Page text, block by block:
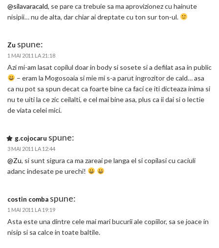
@silavaracald, se pare ca trebuie sa ma aprovizionez cu hainute
nisipii… nu de alta, dar chiar ai dreptate cu ton sur ton-ul.
Zu spune:
1 MAI 2011 LA 21:18
Azi mi-am lasat copilul doar in body si sosete si a defilat asa in public
– eram la Mogosoaia si mie mi s-a parut ingrozitor de cald… asa
ca nu pot sa spun decat ca foarte bine ca faci ce iti dicteaza inima si
nu te uiti la ce zic ceilalti, e cel mai bine asa, plus ca ii dai si o lectie
de viata celei mici.
g.cojocaru spune:
3 MAI 2011 LA 12:44
@Zu, si sunt sigura ca ma zareai pe langa el si copilasi cu caciuli
adanc indesate pe urechi!
costin comba spune:
1 MAI 2011 LA 19:19
Asta este una dintre cele mai mari bucurii ale copiilor, sa se joace in
nisip si sa calce in toate baltile.